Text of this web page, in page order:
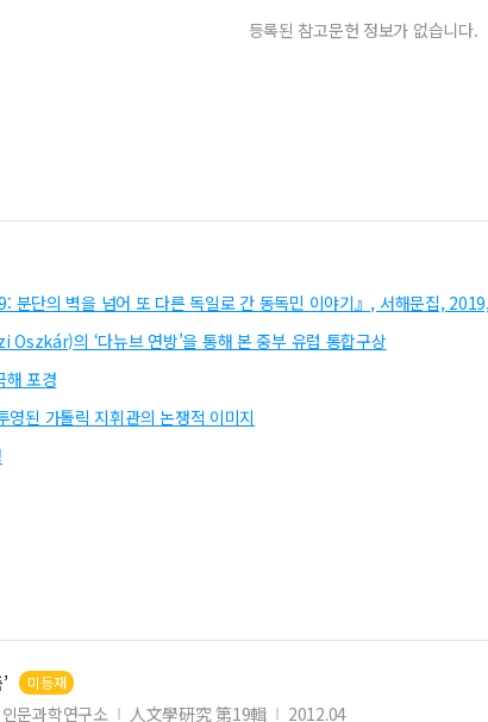
등록된 참고문헌 정보가 없습니다.
분단의 벽을 넘어 또 다른 독일로 간 동독민 이야기』, 서해문집,
의 ‘다뉴브 연방’을 통해 본 중부 유럽 통합구상
해 포경
된 가톨릭 지휘관의 논쟁적 이미지
미등재
문과학연구소 人文學硏究 第19輯 2012.04